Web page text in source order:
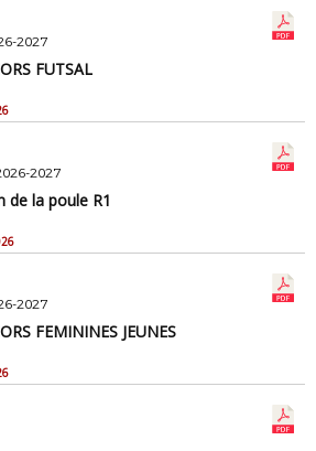
2027
FUTSAL
2027
de la poule R1
2027
FEMININES JEUNES